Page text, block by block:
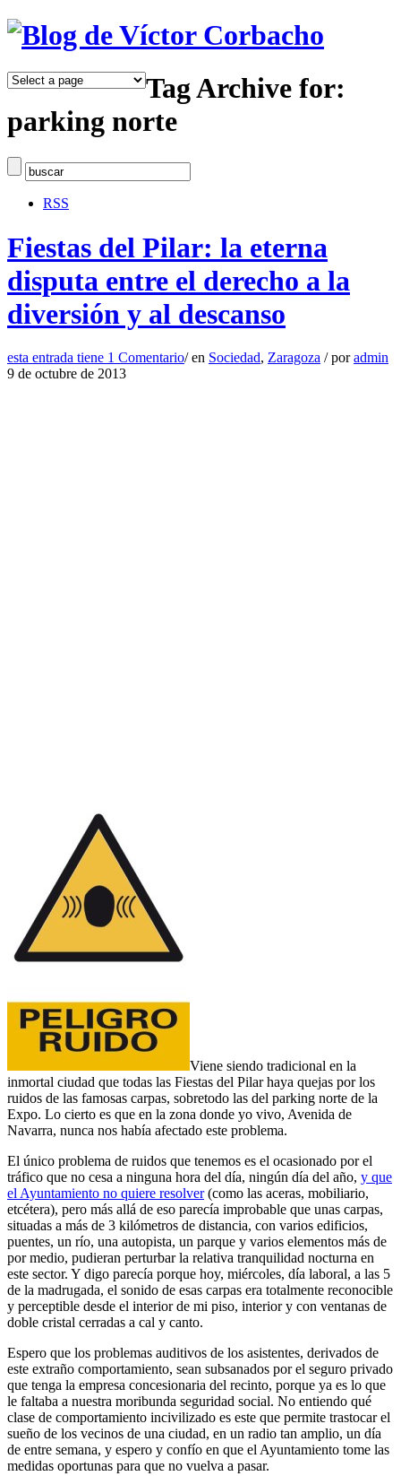
Tag Archive for:
parking norte
RSS
Fiestas del Pilar: la eterna
disputa entre el derecho a la
diversión y al descanso
esta entrada tiene 1 Comentario/ en Sociedad, Zaragoza / poradmin
9 de octubre de 2013
Viene siendo tradicional en la
inmortal ciudad que todas las Fiestas del Pilar haya quejas por los
ruidos de las famosas carpas, sobretodo las del parking norte de la
Expo. Lo cierto es que en la zona donde yo vivo, Avenida de
Navarra, nunca nos había afectado este problema.
El único problema de ruidos que tenemos es el ocasionado por el
tráfico que no cesa a ninguna hora del día, ningún día del año, y que
el Ayuntamiento no quiere resolver(como las aceras, mobiliario,
etcétera), pero más allá de eso parecía improbable que unas carpas,
situadas a más de 3 kilómetros de distancia, con varios edificios,
puentes, un río, una autopista, un parque y varios elementos más de
por medio, pudieran perturbar la relativa tranquilidad nocturna en
este sector. Y digo parecía porque hoy, miércoles, día laboral, a las 5
de la madrugada, el sonido de esas carpas era totalmente reconocible
y perceptible desde el interior de mi piso, interior y con ventanas de
doble cristal cerradas a cal y canto.
Espero que los problemas auditivos de los asistentes, derivados de
este extraño comportamiento, sean subsanados por el seguro privado
que tenga la empresa concesionaria del recinto, porque ya es lo que
le faltaba a nuestra moribunda seguridad social. No entiendo qué
clase de comportamiento incivilizado es este que permite trastocar el
sueño de los vecinos de una ciudad, en un radio tan amplio, un día
de entre semana, y espero y confío en que el Ayuntamiento tome las
medidas oportunas para que no vuelva a pasar.